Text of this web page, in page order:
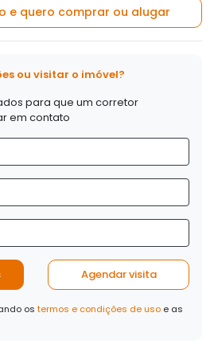
e quero comprar ou alugar
ou visitar o imóvel?
para que um corretor
em contato
Agendar visita
os termos e condições de uso e as